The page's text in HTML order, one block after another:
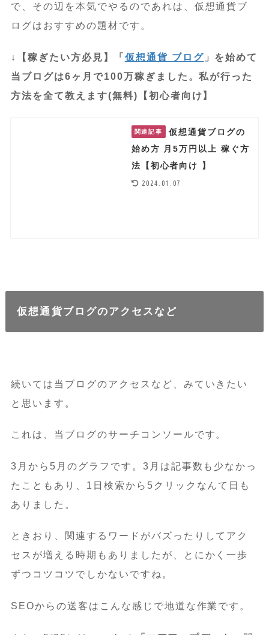
で、その辺を本気でやるのであれは、仮想通貨ブ
ログはおすすめの題材です。
↓【稼ぎたい方必見】「仮想通貨 ブログ 」を始めて
当ブログは6ヶ月で100万稼ぎました。私が行った
方法を全て教えます(無料)【初心者向け】
関連記事
仮想通貨ブログの
始め方 月5万円以上 稼ぐ方
法【初心者向け 】
2024.01.07
仮想通貨ブログのアクセスなど
続いては当ブログのアクセスなど、みていきたい
と思います。
これは、当ブログのサーチコンソールです。
3月から5月のグラフです。3月は記事数も少なかっ
たこともあり、1日検索から5クリックなんて日も
ありました。
ときおり、関連するワードがバズったりしてアク
セスが増える時期もありましたが、とにかく一歩
ずつコツコツでしかないですね。
SEOからの送客はこんな感じで地道な作業です。